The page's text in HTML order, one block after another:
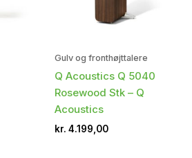
Gulv og fronthøjttalere
Q Acoustics Q 5040
Rosewood Stk – Q
Acoustics
kr. 4.199,00